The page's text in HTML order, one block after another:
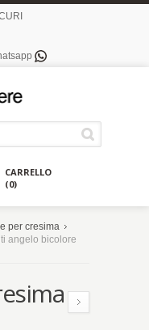
CARRELLO
(0)
per cresima
angelo bicolore